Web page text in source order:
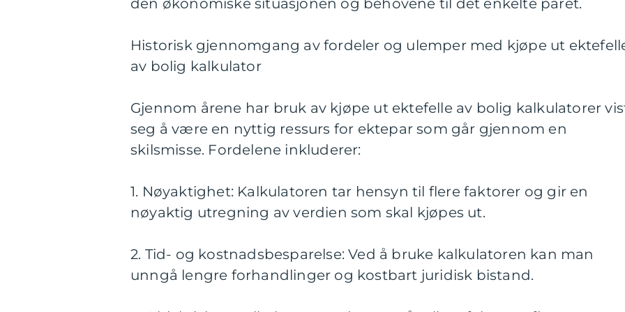
Historisk gjennomgang av fordeler og ulemper med kjøpe ut
av bolig kalkulator
Gjennom årene har bruk av kjøpe ut ektefelle av bolig kalkulatorer
seg å være en nyttig ressurs for ektepar som går gjennom en
skilsmisse. Fordelene inkluderer:
1. Nøyaktighet: Kalkulatoren tar hensyn til flere faktorer og gir en
nøyaktig utregning av verdien som skal kjøpes ut.
2. Tid- og kostnadsbesparelse: Ved å bruke kalkulatoren kan man
unngå lengre forhandlinger og kostbart juridisk bistand.